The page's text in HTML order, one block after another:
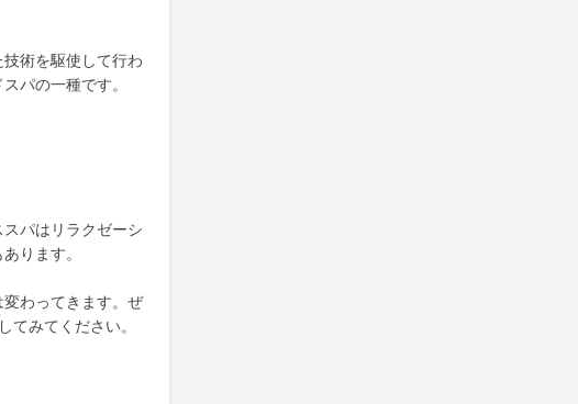
術を駆使して行わ
パの一種です。
パはリラクゼーシ
ります。
わってきます。ぜ
てみてください。